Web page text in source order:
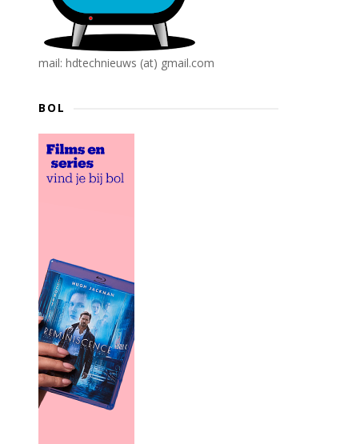
mail: hdtechnieuws (at) gmail.com
BOL